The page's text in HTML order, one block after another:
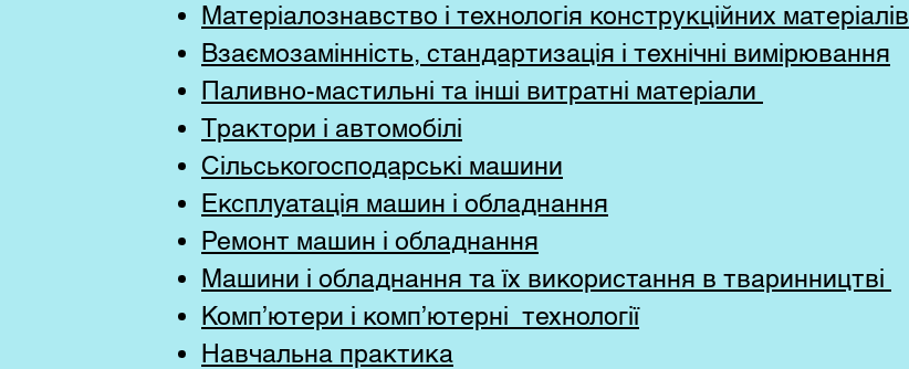
Матеріалознавство і технологія конструкційних матеріалів
Взаємозамінність, стандартизація і технічні вимірювання
Паливно-мастильні та інші витратні матеріали
Трактори і автомобілі
Сільськогосподарські машини
Експлуатація машин і обладнання
Ремонт машин і обладнання
Машини і обладнання та їх використання в тваринництві
Комп’ютери і комп’ютерні технології
Навчальна практика